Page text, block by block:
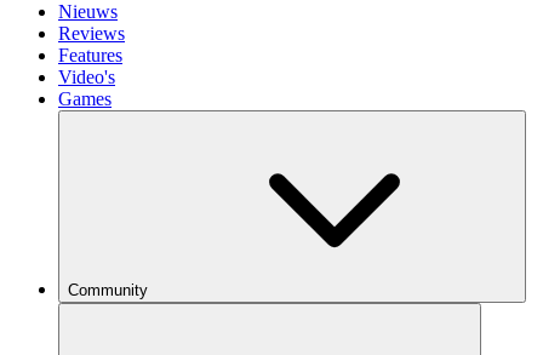
Nieuws
Reviews
Features
Video's
Games
Community